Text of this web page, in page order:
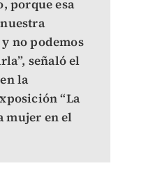
porque esa
no podemos
señaló el
la
“La
mujer en el